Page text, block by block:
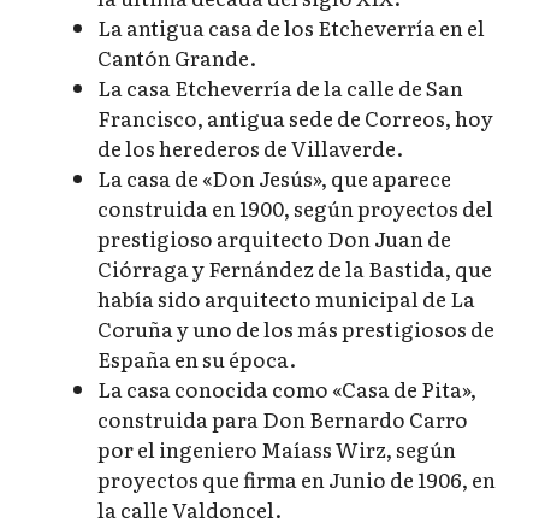
La antigua casa de los Etcheverría en el
Cantón Grande.
La casa Etcheverría de la calle de San
Francisco, antigua sede de Correos, hoy
de los herederos de Villaverde.
La casa de «Don Jesús», que aparece
construida en 1900, según proyectos del
prestigioso arquitecto Don Juan de
Ciórraga y Fernández de la Bastida, que
había sido arquitecto municipal de La
Coruña y uno de los más prestigiosos de
España en su época.
La casa conocida como «Casa de Pita»,
construida para Don Bernardo Carro
por el ingeniero Maíass Wirz, según
proyectos que firma en Junio de 1906, en
la calle Valdoncel.